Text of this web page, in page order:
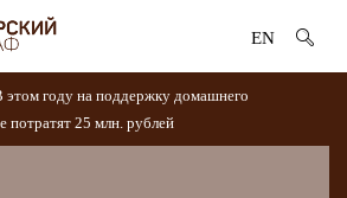
EN
этом году на поддержку домашнего
потратят 25 млн. рублей